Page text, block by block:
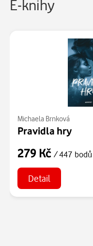
E-knihy
Michaela Brnková
Pravidla hry
279 Kč / 447 bodů
Detail